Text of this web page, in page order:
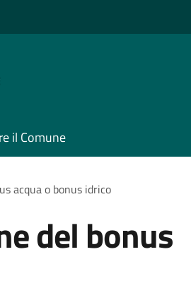
il Comune
acqua o bonus idrico
del bonus